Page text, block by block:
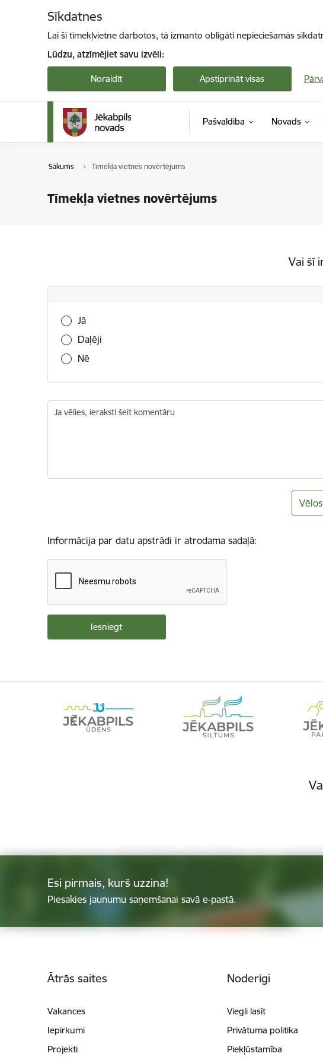
Sīkdatnes
Lai šī tīmekļvietne darbotos, tā izmanto obligāti nepieciešamās
Lūdzu, atzīmējiet savu izvēli:
Noraidīt Apstiprināt visas
Pašvaldība Novads
Sākums Tīmekļa vietnes novērtējums
Tīmekļa vietnes novērtējums
Vai šī
Vai šī informācija bija noderīga?
Jā
Daļēji
Nē
Ja vēlies, ieraksti šeit komentāru
Informācija par datu apstrādi ir atrodama sadaļā:
Esi pirmais, kurš uzzina!
Piesakies jaunumu saņemšanai savā e-pastā.
Ātrās saites
Vakances
Iepirkumi
Projekti
Noderīgi
Viegli lasīt
Privātuma politika
Piekļūstamība